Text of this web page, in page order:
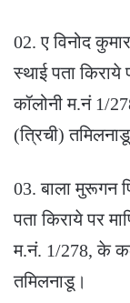
02. ए विनोद
स्थाई पता
कॉलोनी म.नं 1/
(त्रिची)
03. बाला मुरूगन
पता किराये पर
म.नं. 1/278, के
तमिलनाडू।